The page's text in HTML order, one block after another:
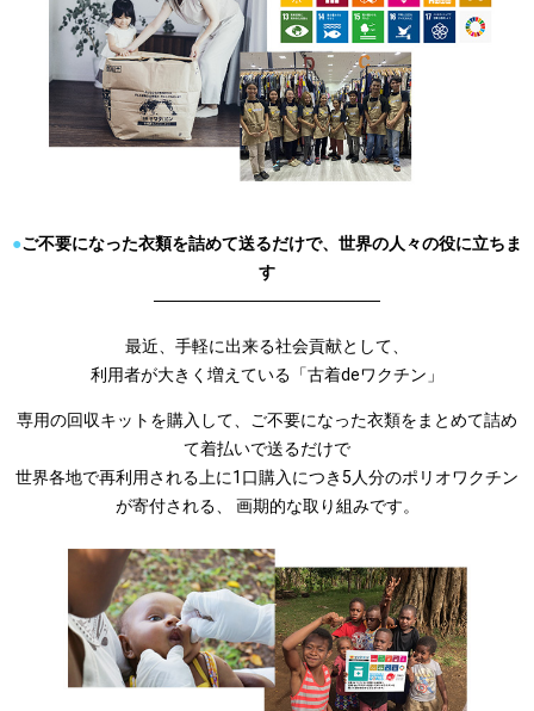
●ご不要になった衣類を詰めて送るだけで、世界の人々の役に立ちま
す
───────────────────
最近、手軽に出来る社会貢献として、
利用者が大きく増えている「古着deワクチン」
専用の回収キットを購入して、ご不要になった衣類をまとめて詰め
て着払いで送るだけで
世界各地で再利用される上に1口購入につき5人分のポリオワクチン
が寄付される、 画期的な取り組みです。